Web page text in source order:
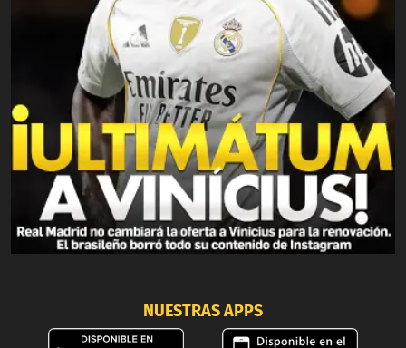
NUESTRAS APPS